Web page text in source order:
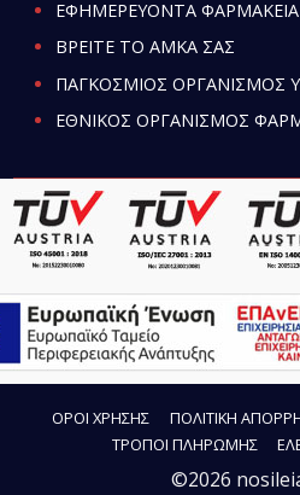
ΕΦΗΜΕΡΕΥΟΝΤΑ ΦΑΡΜΑΚΕΙΑ
ΒΡΕΙΤΕ ΤΟ ΑΜΚΑ ΣΑΣ
ΠΑΓΚΟΣΜΙΟΣ ΟΡΓΑΝΙΣΜΟΣ
ΕΘΝΙΚΟΣ ΟΡΓΑΝΙΣΜΟΣ
ΟΡΟΙ ΧΡΗΣΗΣ ΠΟΛΙΤΙΚΗ
ΤΡΟΠΟΙ ΠΛΗΡΩΜΗΣ
©2026